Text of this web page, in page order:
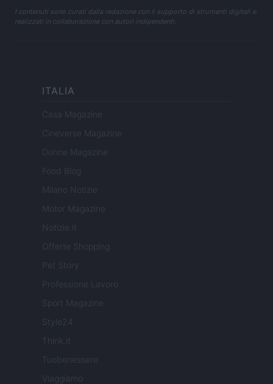
I contenuti sono curati dalla redazione con il supporto di strumenti digitali e
realizzati in collaborazione con autori indipendenti.
ITALIA
Casa Magazine
Cineverse Magazine
Donne Magazine
Food Blog
Milano Notizie
Motor Magazine
Notizie.it
Offerte Shopping
Pet Story
Professione Lavoro
Sport Magazine
Style24
Think.it
Tuobenessere
Viaggiamo